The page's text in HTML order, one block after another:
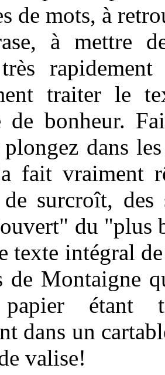
de mots, à
à mettre
traiter le
de bonheur.
dans
fait vraiment
surcroît, des
du "plus
texte intégral
de Montaigne
étant
dans un
valise!